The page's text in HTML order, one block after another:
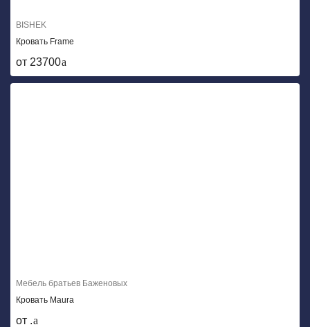
BISHEK
Кровать Frame
от 23700
Мебель братьев Баженовых
Кровать Maura
от .